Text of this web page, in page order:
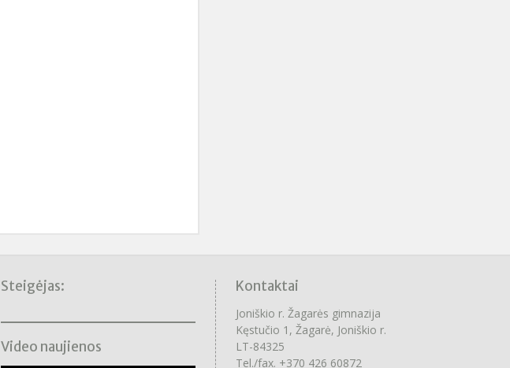
Steigėjas:
Video naujienos
Kontaktai
Joniškio r. Žagarės gimnazija
Kęstučio 1, Žagarė, Joniškio r.
LT-84325
Tel./fax. +370 426 60872